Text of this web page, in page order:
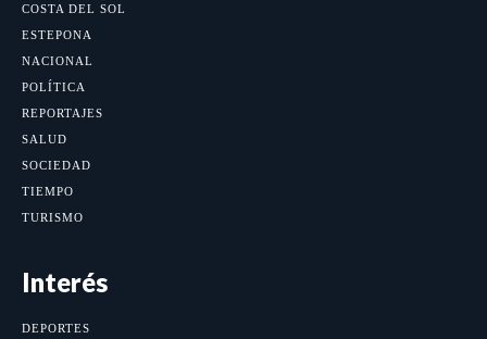
COSTA DEL SOL
ESTEPONA
NACIONAL
POLÍTICA
REPORTAJES
SALUD
SOCIEDAD
TIEMPO
TURISMO
Interés
DEPORTES